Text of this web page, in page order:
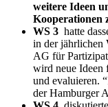
weitere Ideen
Kooperationen
WS 3 hatte
in der jährlichen
AG für
wird neue Ideen
und evaluieren.
der Hamburger